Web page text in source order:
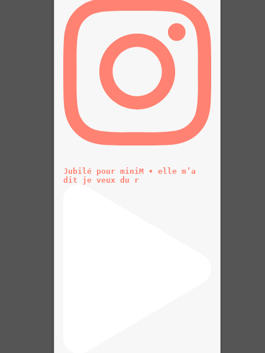
Jubilé pour miniM • elle m’a
dit je veux du r